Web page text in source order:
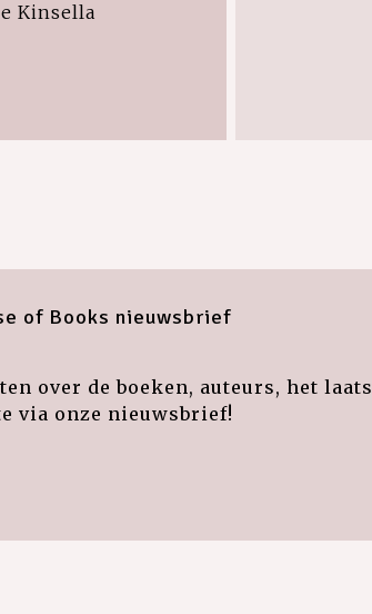
Kinsella
of Books nieuwsbrief
over de boeken, auteurs, het
via onze nieuwsbrief!